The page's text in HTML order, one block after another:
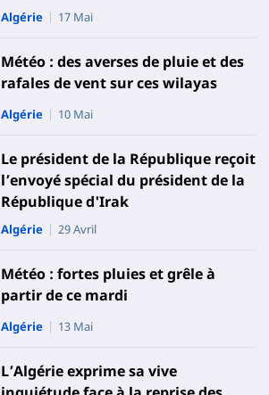
Algérie 17 Mai
Météo : des averses de pluie et des
rafales de vent sur ces wilayas
Algérie 10 Mai
Le président de la République reçoit
l’envoyé spécial du président de la
République d'Irak
Algérie 29 Avril
Météo : fortes pluies et grêle à
partir de ce mardi
Algérie 13 Mai
L’Algérie exprime sa vive